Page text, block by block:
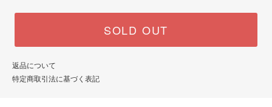
SOLD OUT
返品について
特定商取引法に基づく表記